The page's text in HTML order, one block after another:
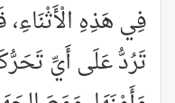
فِي هَذِهِ
تَرُدُّ عَلَى أَيِّ